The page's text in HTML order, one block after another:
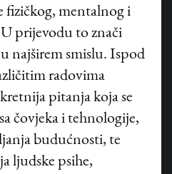
fizičkog, mentalnog i
prijevodu to znači
najširem smislu. Ispod
radovima
pitanja koja se
čovjeka i tehnologije,
budućnosti, te
ljudske psihe,